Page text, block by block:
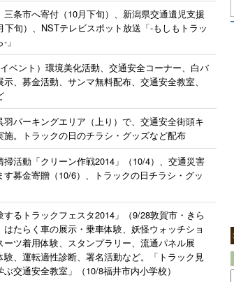
三条市へ寄付（10月下旬）、新潟県交通遺児支援
下旬）、NSTテレビスポット放送「-もしもトラッ
」
イベント）環境美化活動、交通安全コーナー、白バ
、募金活動、サンマ無料配布、交通安全教室、
羽パーキングエリア（上り）で、交通安全街頭キ
施。トラックの日のチラシ・グッズなど配布
掃活動「クリーン作戦2014」（10/4）、交通災害
す募金寄贈（10/6）、トラックの日チラシ・グッ
するトラックフェスタ2014」（9/28敦賀市・きら
はたらく車の展示・乗車体験、妖怪ウォッチショ
ーツ着用体験、スタンプラリー、流通パネル展
験、運転適性診断、署名活動など。「トラック見
交通安全教室」（10/8福井市内小学校）